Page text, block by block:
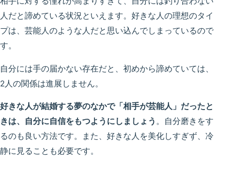
人だと諦めている状況といえます。好きな人の理想のタイ
プは、芸能人のような人だと思い込んでしまっているので
す。
自分には手の届かない存在だと、初めから諦めていては、
2人の関係は進展しません。
好きな人が結婚する夢のなかで「相手が芸能人」だったと
きは、自分に自信をもつようにしましょう 。自分磨きをす
るのも良い方法です。また、好きな人を美化しすぎず、冷
静に見ることも必要です。